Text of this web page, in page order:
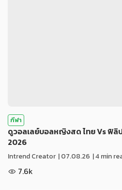
กีฬา
ดูวอลเลย์บอลหญิงสด ไทย Vs ฟิลิ
2026
Intrend Creator |07.08.26 | 4 min
7.6k